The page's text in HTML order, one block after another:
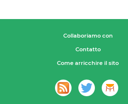
Collaboriamo con
Contatto
Come arricchire il sito